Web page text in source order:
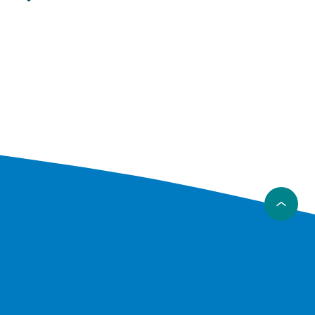
att